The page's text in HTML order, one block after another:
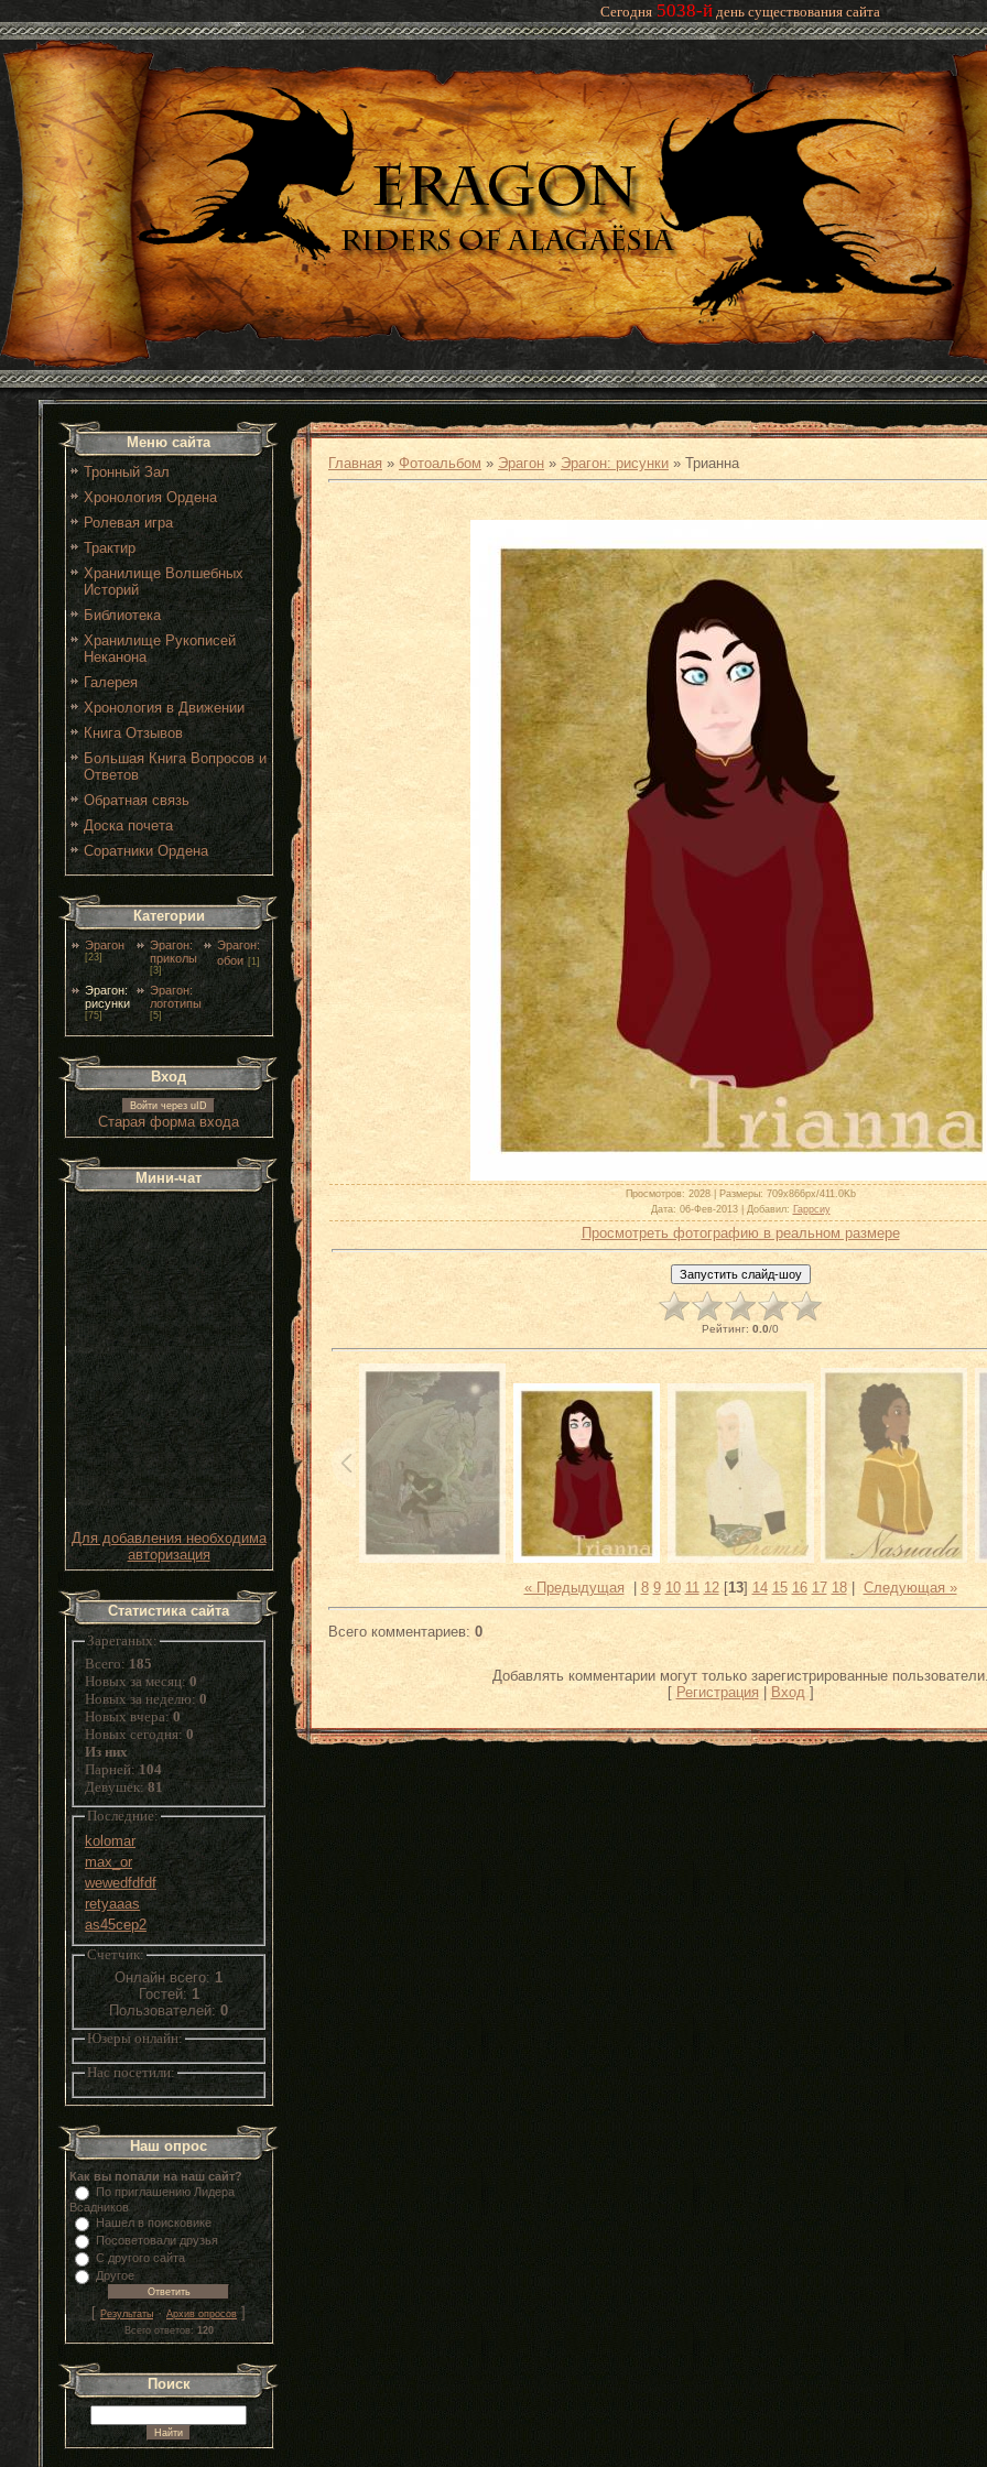
Сегодня 5038-й день существования сайта
Меню сайта
Тронный Зал
Хронология Ордена
Ролевая игра
Трактир
Хранилище Волшебных
Историй
Библиотека
Хранилище Рукописей
Неканона
Галерея
Хронология в Движении
Книга Отзывов
Большая Книга Вопросов и
Ответов
Обратная связь
Доска почета
Соратники Ордена
Категории
Эрагон
[23]
Эрагон:
приколы
[3]
Эрагон:
обои [1]
Эрагон:
рисунки
[75]
Эрагон:
логотипы
[5]
Вход
Войти через uID
Старая форма входа
Мини-чат
Для добавления необходима
авторизация
Статистика сайта
Зареганых:
Всего: 185
Новых за месяц:0
Новых за неделю: 0
Новых вчера:0
Новых сегодня:0
Из них
Парней:104
Девушек: 81
Последние:
kolomar
max_or
wewedfdfdf
retyaaas
as45cep2
Счетчик:
Онлайн всего: 1
Гостей: 1
Пользователей: 0
Юзеры онлайн:
Нас посетили:
Наш опрос
Как вы попали на наш сайт?
По приглашению Лидера
Всадников
Нашел в поисковике
Посоветовали друзья
С другого сайта
Другое
[ Результаты · Архив опросов]
Всего ответов: 120
Поиск
Главная » Фотоальбом » Эрагон » Эрагон: рисунки » Трианна
Просмотров: 2028 | Размеры: 709x866px/411.0Kb
Дата: 06-Фев-2013 | Добавил: Гаррсиу
Просмотреть фотографию в реальном размере
Рейтинг: 0.0/0
« Предыдущая 8 9 10 11 12[13] 14 15 16 17 18| Следующая »
Всего комментариев: 0
Добавлять комментарии могут только зарегистрированные
[ Регистрация| Вход ]